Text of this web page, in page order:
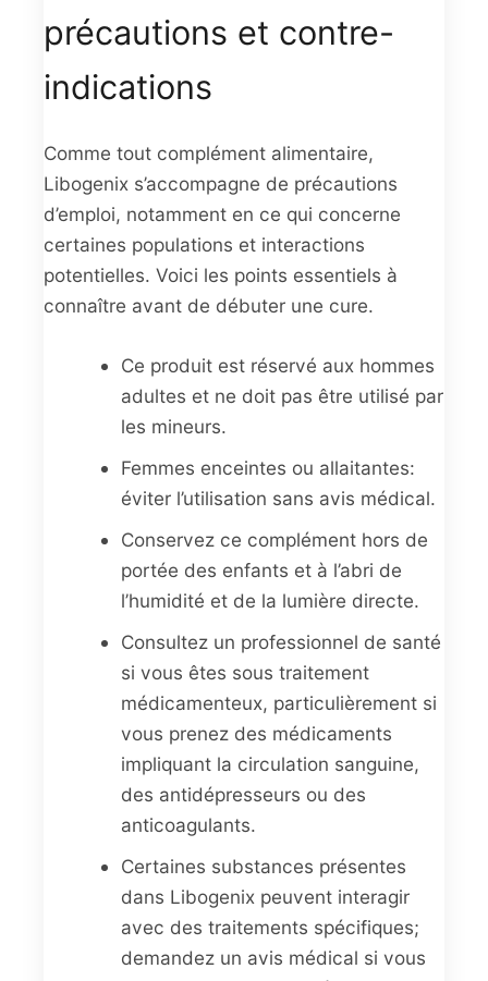
précautions et contre-
indications
Comme tout complément alimentaire,
Libogenix s’accompagne de précautions
d’emploi, notamment en ce qui concerne
certaines populations et interactions
potentielles. Voici les points essentiels à
connaître avant de débuter une cure.
Ce produit est réservé aux hommes
adultes et ne doit pas être utilisé par
les mineurs.
Femmes enceintes ou allaitantes:
éviter l’utilisation sans avis médical.
Conservez ce complément hors de
portée des enfants et à l’abri de
l’humidité et de la lumière directe.
Consultez un professionnel de santé
si vous êtes sous traitement
médicamenteux, particulièrement si
vous prenez des médicaments
impliquant la circulation sanguine,
des antidépresseurs ou des
anticoagulants.
Certaines substances présentes
dans Libogenix peuvent interagir
avec des traitements spécifiques;
demandez un avis médical si vous